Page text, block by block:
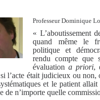
Professeur Dominique
« L’aboutissement
quand même le
politique et
rendu compte que
évaluationa priori,
l’acte était judicieux ou non,
et le patient
de n’importe quelle